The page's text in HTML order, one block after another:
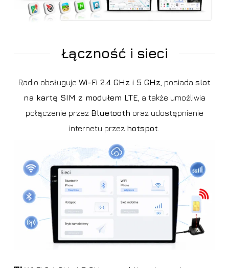
Łączność i sieci
Radio obsługuje Wi-Fi 2.4 GHz i 5 GHz , posiada slot
na kartę SIM z modułem LTE , a także umożliwia
połączenie przez Bluetooth oraz udostępnianie
internetu przez hotspot